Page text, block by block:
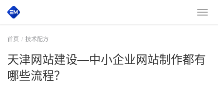
首页 技术配方
天津网站建设—中小企业网站制作都有
哪些流程？